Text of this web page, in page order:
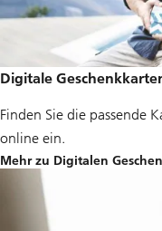
Digitale
Finden Sie die passende
online ein.
Mehr zu Digitalen